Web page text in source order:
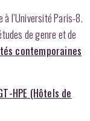
l’Université Paris-8.
de genre et de
contemporaines
HPE (Hôtels de